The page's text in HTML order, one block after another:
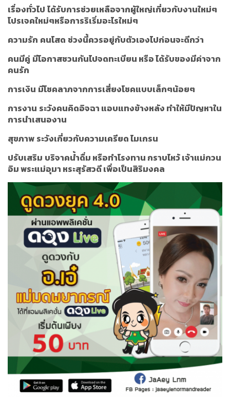
เรื่องทั่วไป ได้รับการช่วยเหลือจากผู้ใหญ่เกี่ยวกับงานใหม่ๆ
โปรเจคใหม่ๆหรือการริเริ่มอะไรใหม่ๆ
ความรัก คนโสด ช่วงนี้ควรอยู่กับตัวเองไปก่อนจะดีกว่า
คนมีคู่ มีโอกาสชวนกันไปจดทะเบียน หรือ ได้รับของมีค่าจาก
คนรัก
การเงิน มีโชคลาภจากการเสี่ยงโชคแบบเล็กๆน้อยๆ
การงาน ระวังคนคิดอิจฉา แอบแทงข้างหลัง ทำให้มีปัญหาใน
การนำเสนองาน
สุขภาพ ระวังเกี่ยวกับความเครียด ไมเกรน
ปรับเสริม บริจาคน้ำดื่ม หรือทำโรงทาน กราบไหว้ เจ้าแม่กวน
อิม พระแม่อุมา หระสุรัสวดี เพื่อเป็นสิริมงคล